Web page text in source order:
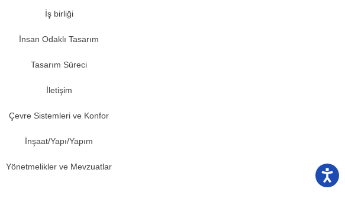
İş birliği
İnsan Odaklı Tasarım
Tasarım Süreci
İletişim
Çevre Sistemleri ve Konfor
İnşaat/Yapı/Yapım
Yönetmelikler ve Mevzuatlar